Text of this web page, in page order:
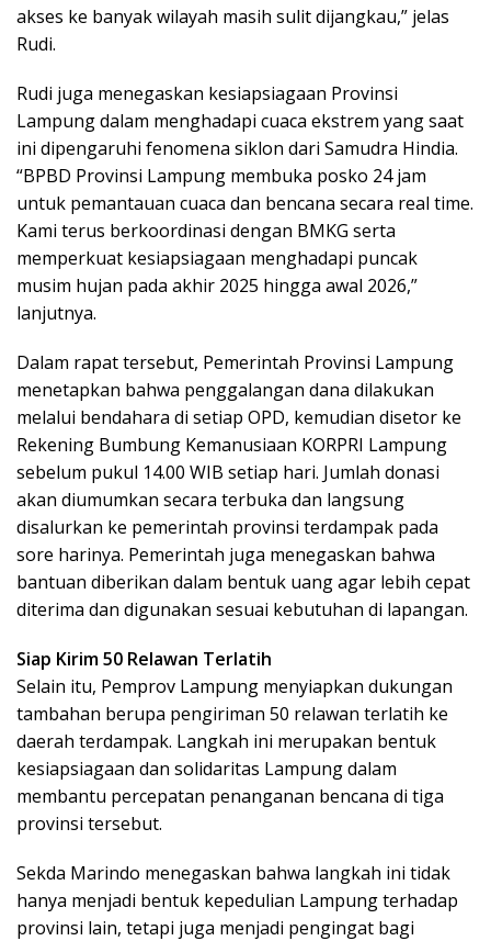
akses ke banyak wilayah masih sulit dijangkau,” jelas
Rudi.
Rudi juga menegaskan kesiapsiagaan Provinsi
Lampung dalam menghadapi cuaca ekstrem yang saat
ini dipengaruhi fenomena siklon dari Samudra Hindia.
“BPBD Provinsi Lampung membuka posko 24 jam
untuk pemantauan cuaca dan bencana secara real time.
Kami terus berkoordinasi dengan BMKG serta
memperkuat kesiapsiagaan menghadapi puncak
musim hujan pada akhir 2025 hingga awal 2026,”
lanjutnya.
Dalam rapat tersebut, Pemerintah Provinsi Lampung
menetapkan bahwa penggalangan dana dilakukan
melalui bendahara di setiap OPD, kemudian disetor ke
Rekening Bumbung Kemanusiaan KORPRI Lampung
sebelum pukul 14.00 WIB setiap hari. Jumlah donasi
akan diumumkan secara terbuka dan langsung
disalurkan ke pemerintah provinsi terdampak pada
sore harinya. Pemerintah juga menegaskan bahwa
bantuan diberikan dalam bentuk uang agar lebih cepat
diterima dan digunakan sesuai kebutuhan di lapangan.
Siap Kirim 50 Relawan Terlatih
Selain itu, Pemprov Lampung menyiapkan dukungan
tambahan berupa pengiriman 50 relawan terlatih ke
daerah terdampak. Langkah ini merupakan bentuk
kesiapsiagaan dan solidaritas Lampung dalam
membantu percepatan penanganan bencana di tiga
provinsi tersebut.
Sekda Marindo menegaskan bahwa langkah ini tidak
hanya menjadi bentuk kepedulian Lampung terhadap
provinsi lain, tetapi juga menjadi pengingat bagi